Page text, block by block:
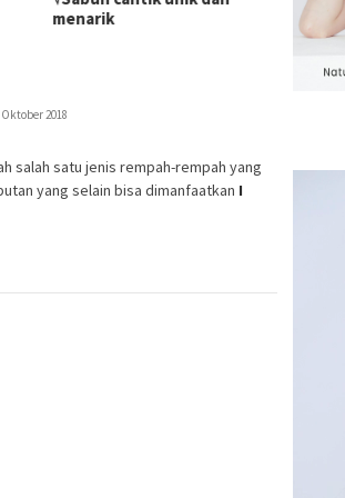
menarik
Oktober 2018
salah satu jenis rempah-rempah yang
yang selain bisa dimanfaatkan I